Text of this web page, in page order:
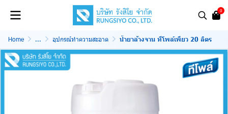
0
Home ... อุปกรณ์ทำความสะอาด น้ำยาล้างจาน ทีโพล์เพียว 20 ลิตร